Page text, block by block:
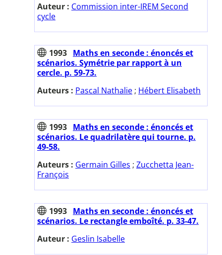
Auteur : Commission inter-IREM Second
cycle
1993 Maths en seconde : énoncés et
scénarios. Symétrie par rapport à un
cercle. p. 59-73.
Auteurs : Pascal Nathalie ; Hébert Elisabeth
1993 Maths en seconde : énoncés et
scénarios. Le quadrilatère qui tourne. p.
49-58.
Auteurs : Germain Gilles ; Zucchetta Jean-
François
1993 Maths en seconde : énoncés et
scénarios. Le rectangle emboîté. p. 33-47.
Auteur : Geslin Isabelle